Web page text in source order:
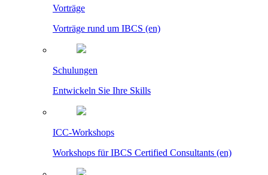
Vorträge
Vorträge rund um IBCS (en)
Schulungen
Entwickeln Sie Ihre Skills
ICC-Workshops
Workshops für IBCS Certified Consultants (en)